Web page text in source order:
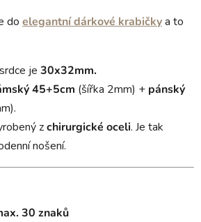
do elegantní dárkové krabičkya to
je 30x32mm.
45+5cm (šířka 2mm) + pánský
zchirurgické oceli. Je tak
nošení.
30 znaků